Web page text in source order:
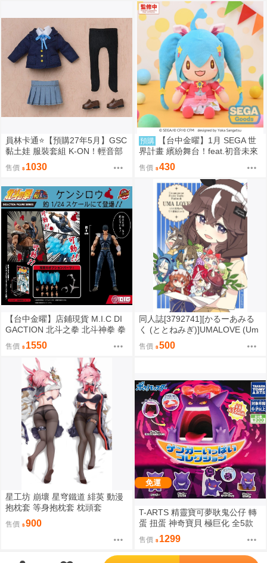
員林卡通⭐️【預購27年5月】GSC
黏土娃 服裝套組 K-ON！輕音部
平澤唯 0906
售價 1030
預購
【台中金曜】1月 SEGA 世
界計畫 繽紛舞台！feat.初音未來
絨毛 仙境 SEKAI初音 全新世界 0
901
售價 430
【台中金曜】店鋪現貨 M.I.C DI
GACTION 北斗之拳 北斗神拳 拳
四郎 拳志郎 健次郎 8CM 1/24
售價 1550
同人誌[3792741][かるーあみる
く (ととねみぎ)]UMALOVE (Um
售價 500
星工坊 崩壞 星穹鐵道 緋英 動漫
抱枕套 等身抱枕套 枕頭套
售價 900
免運
T-ARTS 精靈寶可夢耿鬼公仔 轉
蛋 扭蛋 神奇寶貝 極巨化 全5款
極巨化耿鬼 免運
售價 1299